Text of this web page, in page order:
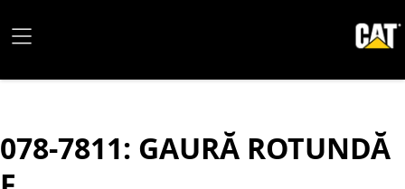
078-7811: GAURĂ ROTUNDĂ